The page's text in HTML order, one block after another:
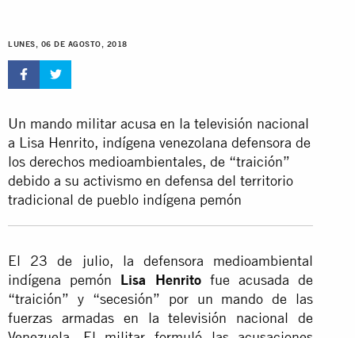
LUNES, 06 DE AGOSTO, 2018
Un mando militar acusa en la televisión nacional
a Lisa Henrito, indígena venezolana defensora de
los derechos medioambientales, de “traición”
debido a su activismo en defensa del territorio
tradicional de pueblo indígena pemón
El 23 de julio, la defensora medioambiental
indígena pemón Lisa Henritofue acusada de
“traición” y “secesión” por un mando de las
fuerzas armadas en la televisión nacional de